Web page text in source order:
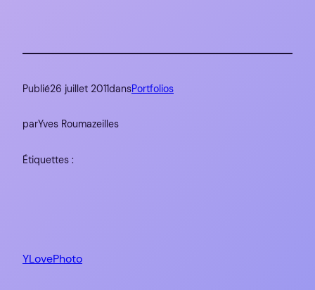
Publié26 juillet 2011dansPortfolios
parYves Roumazeilles
Étiquettes :
YLovePhoto